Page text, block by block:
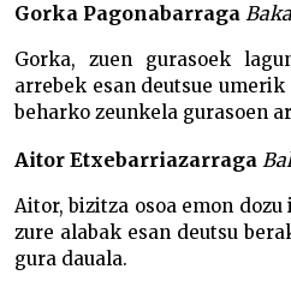
Gorka Pagonabarraga
Gorka, zuen gurasoek
arrebek esan deutsue
beharko zeunkela gurasoen
Aitor Etxebarriazarraga
Aitor, bizitza osoa emon
zure alabak esan deutsu
gura dauala.